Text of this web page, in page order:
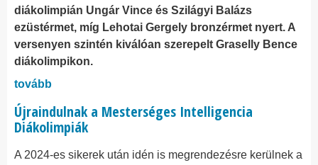
diákolimpián Ungár Vince és Szilágyi Balázs
ezüstérmet, míg Lehotai Gergely bronzérmet nyert. A
versenyen szintén kiválóan szerepelt Graselly Bence
diákolimpikon.
tovább
Újraindulnak a Mesterséges Intelligencia
Diákolimpiák
A 2024-es sikerek után idén is megrendezésre kerülnek a